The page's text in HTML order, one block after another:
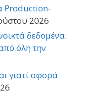
Production-
2026
δεδομένα:
όλη την
γιατί αφορά